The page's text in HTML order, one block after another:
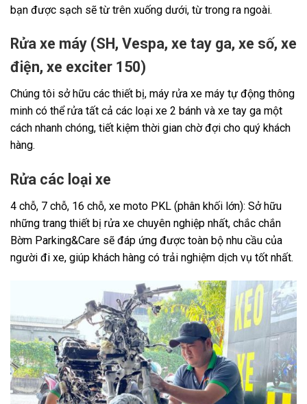
bạn được sạch sẽ từ trên xuống dưới, từ trong ra ngoài.
Rửa xe máy (SH, Vespa, xe tay ga, xe số, xe
điện, xe exciter 150)
Chúng tôi sở hữu các thiết bị, máy rửa xe máy tự động thông
minh có thể rửa tất cả các loại xe 2 bánh và xe tay ga một
cách nhanh chóng, tiết kiệm thời gian chờ đợi cho quý khách
hàng.
Rửa các loại xe
4 chỗ, 7 chỗ, 16 chỗ, xe moto PKL (phân khối lớn): Sở hữu
những trang thiết bị rửa xe chuyên nghiệp nhất, chắc chắn
Bờm Parking&Care sẽ đáp ứng được toàn bộ nhu cầu của
người đi xe, giúp khách hàng có trải nghiệm dịch vụ tốt nhất.